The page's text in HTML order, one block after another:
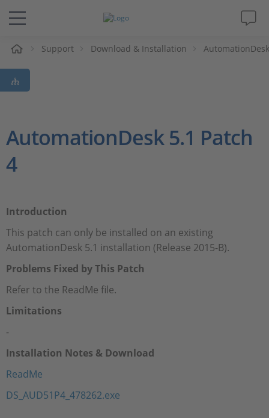
Solutions & Produits
Support
Société
Support Download & Installation AutomationDesk
AutomationDesk 5.1 Patch
4
Introduction
This patch can only be installed on an existing
AutomationDesk 5.1 installation (Release 2015-B).
Problems Fixed by This Patch
Refer to the ReadMe file.
Limitations
-
Installation Notes & Download
ReadMe
DS_AUD51P4_478262.exe